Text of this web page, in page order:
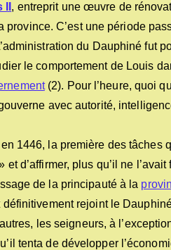
, entreprit une œuvre de
C’est une période
du Dauphiné fut
le comportement de Louis
(2). Pour l’heure, quoi
avec autorité,
1446, la première des tâches
et d’affirmer, plus qu’il ne
de la principauté à la
rejoint le
les seigneurs, à
tenta de développer